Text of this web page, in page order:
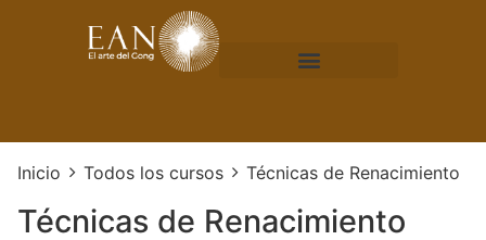
Inicio Todos los cursos Técnicas de Renacimiento
Técnicas de Renacimiento